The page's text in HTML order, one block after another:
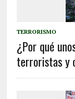
TERRORISMO
¿Por qué
terroristas y